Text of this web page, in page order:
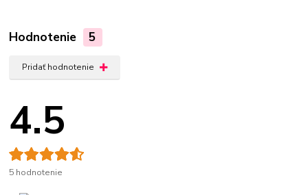
Hodnotenie 5
Pridať hodnotenie
4.5
5 hodnotenie